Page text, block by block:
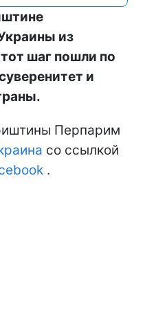
из
шаг пошли по
и
Перпарим
со ссылкой
.